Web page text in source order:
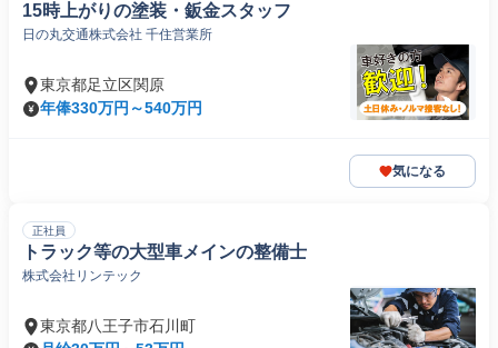
15時上がりの塗装・鈑金スタッフ
日の丸交通株式会社 千住営業所
東京都足立区関原
年俸330万円～540万円
気になる
正社員
トラック等の大型車メインの整備士
株式会社リンテック
東京都八王子市石川町